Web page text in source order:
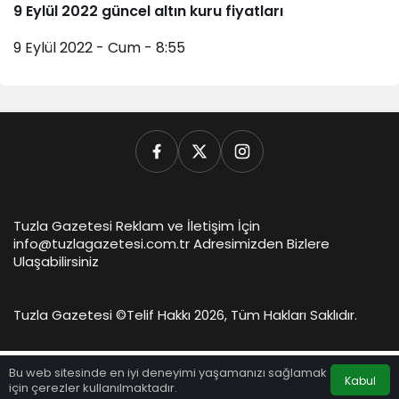
9 Eylül 2022 güncel altın kuru fiyatları
9 Eylül 2022 - Cum - 8:55
Bu web sitesinde en iyi deneyimi yaşamanızı sağlamak
için çerezler kullanılmaktadır.
Kabul
Anasayfa Hesabım
Tuzla Gazetesi Reklam ve İletişim İçin
info@tuzlagazetesi.com.tr Adresimizden Bizlere
Ulaşabilirsiniz
Tuzla Gazetesi ©Telif Hakkı 2026, Tüm Hakları Saklıdır.